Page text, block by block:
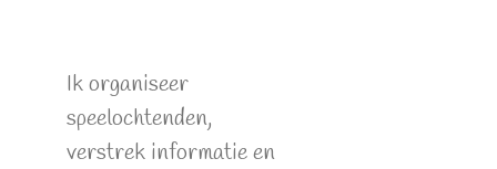
Ik organiseer
speelochtenden,
verstrek informatie en